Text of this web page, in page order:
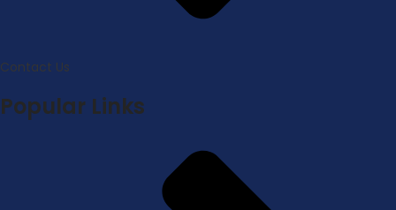
Contact Us
Popular Links